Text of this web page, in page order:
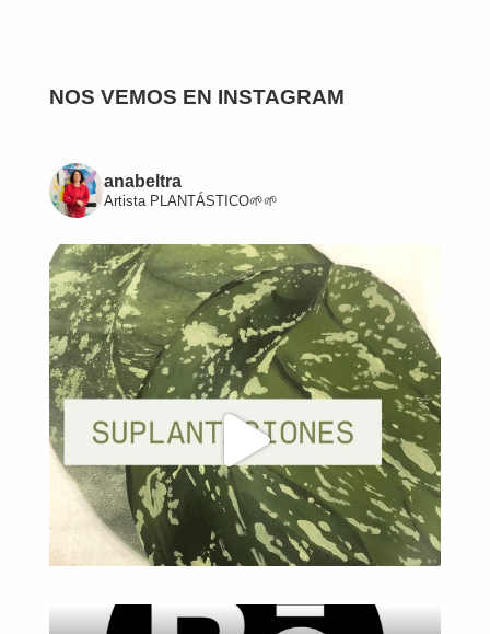
NOS VEMOS EN INSTAGRAM
anabeltra
ArtistaPLANTÁSTICO🌱🌱